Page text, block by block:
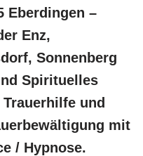
Eberdingen –
Enz,
Sonnenberg
Spirituelles
und
mit
/ Hypnose.